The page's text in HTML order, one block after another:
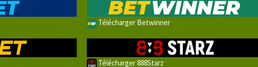
Télécharger Betwinner
Télécharger 888Starz